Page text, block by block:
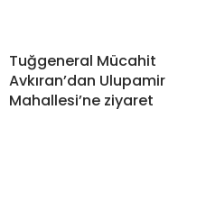
Tuğgeneral Mücahit
Avkıran’dan Ulupamir
Mahallesi’ne ziyaret